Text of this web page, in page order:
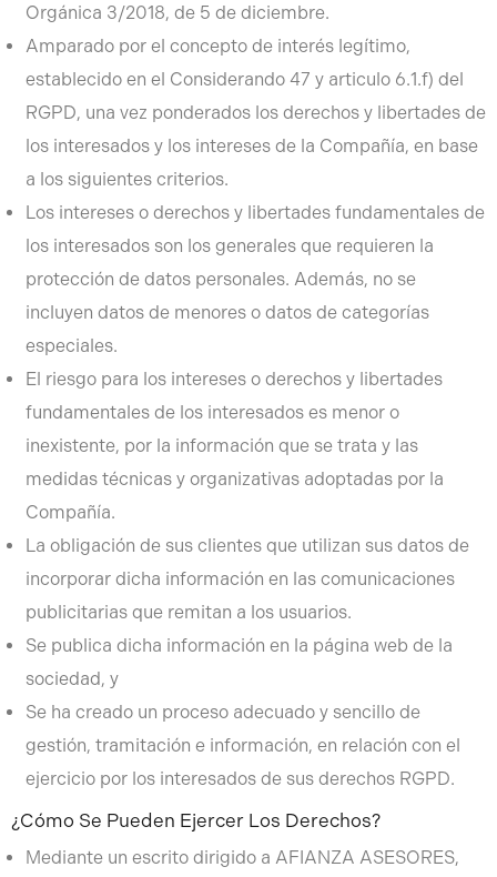
Orgánica 3/2018, de 5 de diciembre.
Amparado por el concepto de interés legítimo,
establecido en el Considerando 47 y articulo 6.1.f) del
RGPD, una vez ponderados los derechos y libertades de
los interesados y los intereses de la Compañía, en base
a los siguientes criterios.
Los intereses o derechos y libertades fundamentales de
los interesados son los generales que requieren la
protección de datos personales. Además, no se
incluyen datos de menores o datos de categorías
especiales.
El riesgo para los intereses o derechos y libertades
fundamentales de los interesados es menor o
inexistente, por la información que se trata y las
medidas técnicas y organizativas adoptadas por la
Compañía.
La obligación de sus clientes que utilizan sus datos de
incorporar dicha información en las comunicaciones
publicitarias que remitan a los usuarios.
Se publica dicha información en la página web de la
sociedad, y
Se ha creado un proceso adecuado y sencillo de
gestión, tramitación e información, en relación con el
ejercicio por los interesados de sus derechos RGPD.
¿Cómo Se Pueden Ejercer Los Derechos?
Mediante un escrito dirigido a AFIANZA ASESORES,